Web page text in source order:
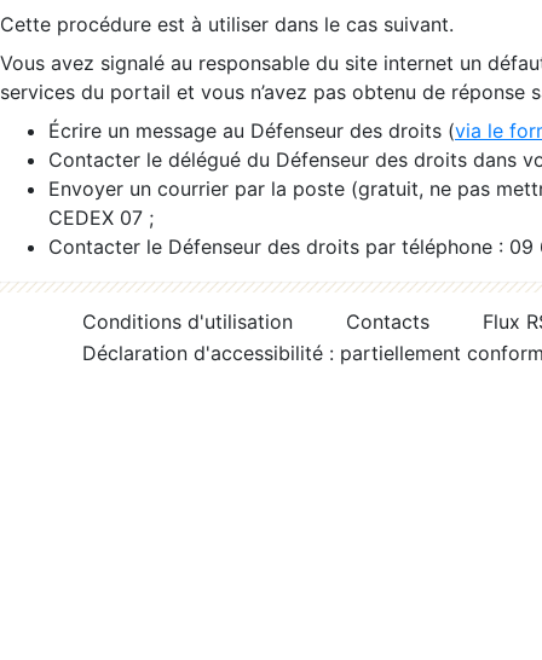
Cette procédure est à utiliser dans le cas suivant.
Vous avez signalé au responsable du site internet un
services du portail et vous n’avez pas obtenu de réponse
Écrire un message au Défenseur des droits (via le
Contacter le délégué du Défenseur des droits dans
Envoyer un courrier par la poste (gratuit, ne pas
CEDEX 07 ;
Contacter le Défenseur des droits par téléphone :
Conditions d'utilisation Contacts
Flux
Déclaration d'accessibilité : partiellement